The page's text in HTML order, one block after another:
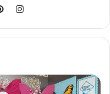
Instagram